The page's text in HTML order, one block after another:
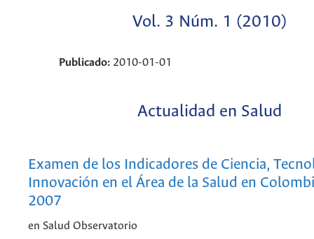
Vol. 3 Núm. 1 (2010)
Publicado: 2010-01-01
Actualidad en Salud
Examen de los Indicadores de Ciencia,
Innovación en el Área de la Salud en
2007
en Salud Observatorio